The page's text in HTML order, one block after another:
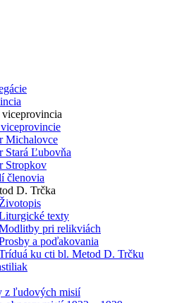
Michalovce
Stará Ľubovňa
Stropkov
členovia
D. Trčka
Životopis
texty
pri relikviách
a poďakovania
ku cti bl. Metod D. Trčku
z ľudových misií